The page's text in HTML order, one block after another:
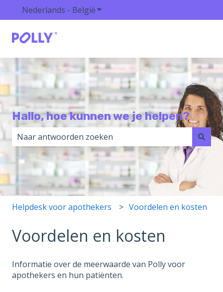
Nederlands - BelgiëSubmenu tonen voor vertalingen
Hallo, hoe kunnen we je helpen?
Er zijn geen suggesties want het zoekveld is leeg.
Helpdesk voor apothekers Voordelen en kosten
Voordelen en kosten
Informatie over de meerwaarde van Polly voor
apothekers en hun patiënten.